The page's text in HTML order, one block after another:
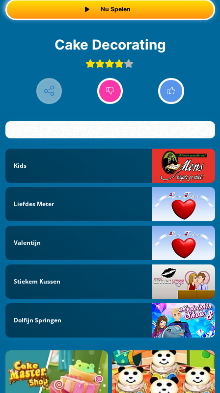
Nu Spelen
Cake Decorating
Kids
Liefdes Meter
Valentijn
Stiekem Kussen
Dolfijn Springen